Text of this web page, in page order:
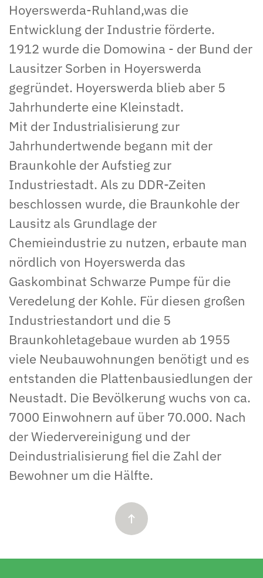
Hoyerswerda-Ruhland,was die
Entwicklung der Industrie förderte.
1912 wurde die Domowina - der Bund der
Lausitzer Sorben in Hoyerswerda
gegründet. Hoyerswerda blieb aber 5
Jahrhunderte eine Kleinstadt.
Mit der Industrialisierung zur
Jahrhundertwende begann mit der
Braunkohle der Aufstieg zur
Industriestadt. Als zu DDR-Zeiten
beschlossen wurde, die Braunkohle der
Lausitz als Grundlage der
Chemieindustrie zu nutzen, erbaute man
nördlich von Hoyerswerda das
Gaskombinat Schwarze Pumpe für die
Veredelung der Kohle. Für diesen großen
Industriestandort und die 5
Braunkohletagebaue wurden ab 1955
viele Neubauwohnungen benötigt und es
entstanden die Plattenbausiedlungen der
Neustadt. Die Bevölkerung wuchs von ca.
7000 Einwohnern auf über 70.000. Nach
der Wiedervereinigung und der
Deindustrialisierung fiel die Zahl der
Bewohner um die Hälfte.